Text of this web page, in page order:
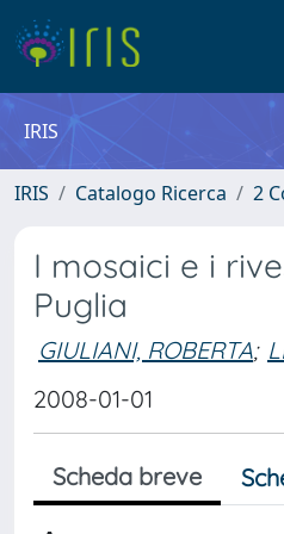
IRIS
IRIS Catalogo Ricerca 2
I mosaici e i
Puglia
GIULIANI, ROBERTA;
2008-01-01
Scheda breve